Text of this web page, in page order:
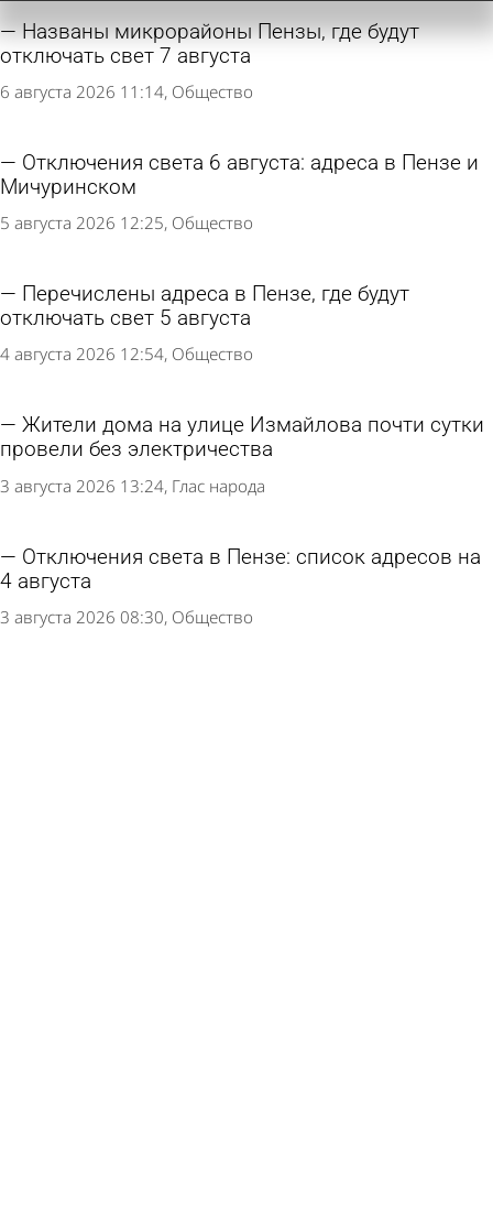
Названы микрорайоны Пензы, где будут
отключать свет 7 августа
6 августа 2026 11:14 Общество
Отключения света 6 августа: адреса в Пензе и
Мичуринском
5 августа 2026 12:25 Общество
Перечислены адреса в Пензе, где будут
отключать свет 5 августа
4 августа 2026 12:54 Общество
Жители дома на улице Измайлова почти сутки
провели без электричества
3 августа 2026 13:24 Глас народа
Отключения света в Пензе: список адресов на
4 августа
3 августа 2026 08:30 Общество